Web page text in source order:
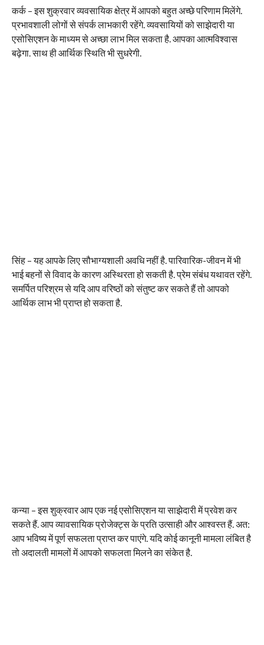
कर्क – इस शुक्रवार व्यवसायिक क्षेत्र में आपको बहुत अच्छे परिणाम मिलेंगे.
प्रभावशाली लोगों से संपर्क लाभकारी रहेंगे. व्यवसायियों को साझेदारी या
एसोसिएशन के माध्यम से अच्छा लाभ मिल सकता है. आपका आत्मविश्वास
बढ़ेगा. साथ ही आर्थिक स्थिति भी सुधरेगी.
सिंह – यह आपके लिए सौभाग्यशाली अवधि नहीं है. पारिवारिक-जीवन में भी
भाई बहनों से विवाद के कारण अस्थिरता हो सकती है. प्रेम संबंध यथावत रहेंगे.
समर्पित परिश्रम से यदि आप वरिष्ठों को संतुष्ट कर सकते हैं तो आपको
आर्थिक लाभ भी प्राप्त हो सकता है.
कन्या – इस शुक्रवार आप एक नई एसोसिएशन या साझेदारी में प्रवेश कर
सकते हैं. आप व्यावसायिक प्रोजेक्ट्स के प्रति उत्साही और आश्वस्त हैं. अत:
आप भविष्य में पूर्ण सफलता प्राप्त कर पाएंगे. यदि कोई कानूनी मामला लंबित है
तो अदालती मामलों में आपको सफलता मिलने का संकेत है.